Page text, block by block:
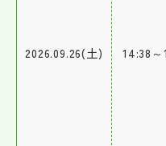
2026.09.26(土) 14:38～